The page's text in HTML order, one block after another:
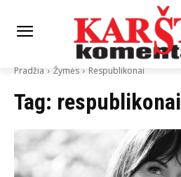
Pradžia Žymės Respublikonai
Tag: respublikonai